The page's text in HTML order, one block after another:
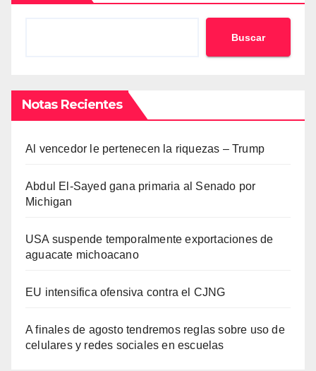
Buscar
Notas Recientes
Al vencedor le pertenecen la riquezas – Trump
Abdul El-Sayed gana primaria al Senado por
Michigan
USA suspende temporalmente exportaciones de
aguacate michoacano
EU intensifica ofensiva contra el CJNG
A finales de agosto tendremos reglas sobre uso de
celulares y redes sociales en escuelas